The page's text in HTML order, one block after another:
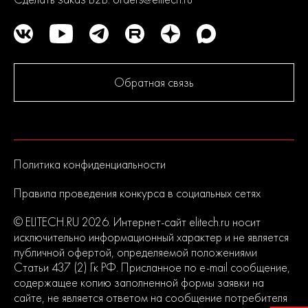
Обратная связь
Политика конфиденциальности
Правила проведения конкурса в социальных сетях
© ELITECH.RU 2026. Интернет-сайт elitech.ru носит
исключительно информационный характер и не является
публичной офертой, определяемой положениями
Статьи 437 (2) Гк РФ. Присланное по e-mail сообщение,
содержащее копию заполненной формы заявки на
сайте, не является ответом на сообщение потребителя